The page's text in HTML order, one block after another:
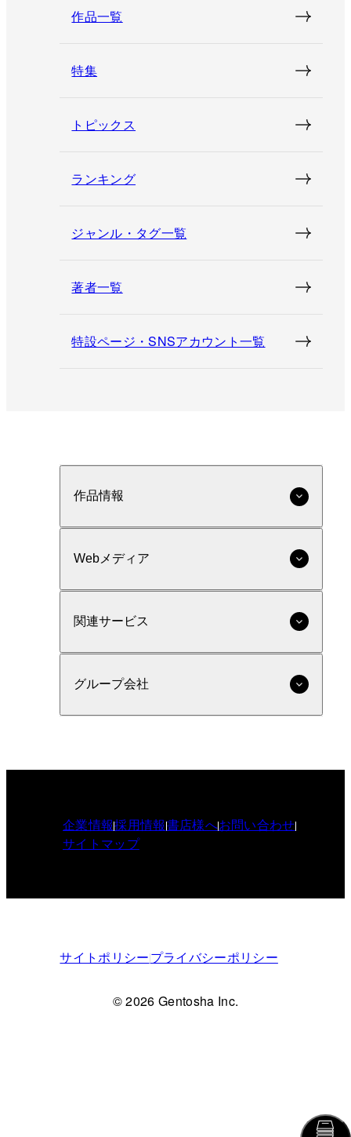
作品一覧
特集
トピックス
ランキング
ジャンル・タグ一覧
著者一覧
特設ページ・SNSアカウント一覧
作品情報
Webメディア
関連サービス
グループ会社
企業情報採用情報書店様へお問い合わせ
サイトマップ
サイトポリシープライバシーポリシー
© 2026 Gentosha Inc.